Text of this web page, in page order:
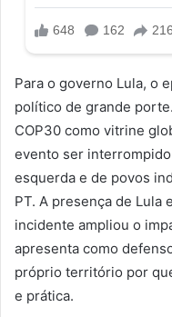
Para o governo Lula, o
político de grande
COP30 como vitrine
evento ser
esquerda e de povos
PT. A presença de Lula
incidente ampliou o
apresenta como
próprio território por
e prática.